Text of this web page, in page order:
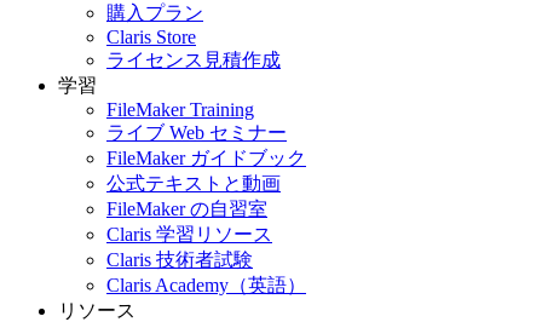
購入プラン
Claris Store
ライセンス見積作成
学習
FileMaker Training
ライブ Web セミナー
FileMaker ガイドブック
公式テキストと動画
FileMaker の自習室
Claris 学習リソース
Claris 技術者試験
Claris Academy（英語）
リソース